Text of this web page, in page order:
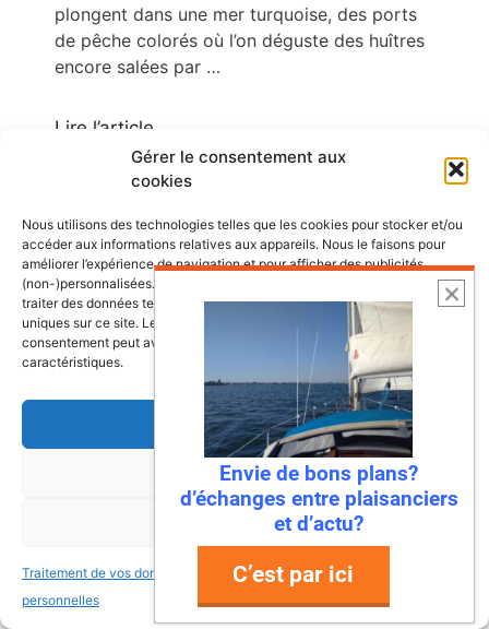
Gérer le consentement aux
cookies
Nous utilisons des technologies telles que les cookies pour stocker et/ou
accéder aux informations relatives aux appareils. Nous le faisons pour
améliorer l’expérience de navigation et pour afficher des publicités
(non-)personnalisées. Consentir à ces technologies nous autorisera à
traiter des données telles que le comportement de navigation ou les ID
uniques sur ce site. Le fait de ne pas consentir ou de retirer son
consentement peut avoir un effet négatif sur certaines fonctonnalités et
caractéristiques.
Accepter
Refuser
Voir les préférences
Traitement de vos données
personnelles
Traitement de vos données
personnelles
plongent dans une mer turquoise, des ports
de pêche colorés où l’on déguste des huîtres
encore salées par …
Lire l’article
Mandelieu-La Napoule : la première
ville à dire « stop » aux déchets en
Ah, la Méditerranée… Ses eaux turquoise, ses
plages de rêve, et… ses déchets ? Eh bien,
ça, c’était avant ! Parce que Mandelieu-La
Envie de bons plans?
d’échanges entre plaisanciers
et d’actu?
C’est par ici